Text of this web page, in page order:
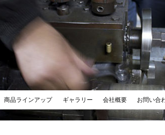
商品ラインアップ ギャラリー 会社概要 お問い合